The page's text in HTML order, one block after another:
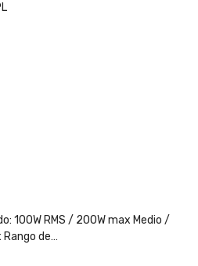
100W RMS / 200W max Medio /
Rango de…